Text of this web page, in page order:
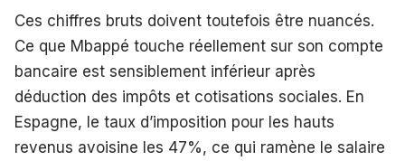
Ces chiffres bruts doivent toutefois être nuancés.
Ce que Mbappé touche réellement sur son compte
bancaire est sensiblement inférieur après
déduction des impôts et cotisations sociales. En
Espagne, le taux d’imposition pour les hauts
revenus avoisine les 47%, ce qui ramène le salaire